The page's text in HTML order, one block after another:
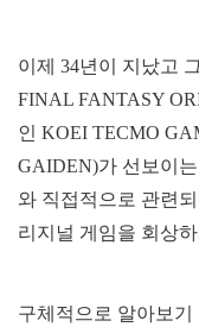
이제 34년이 지났고
FINAL FANTASY
인 KOEI TECMO
GAIDEN)가 선보이
와 직접적으로 관련
리지널 게임을 회상
구체적으로 알아보기